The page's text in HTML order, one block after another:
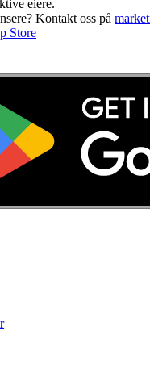
eiere.
Kontakt oss på